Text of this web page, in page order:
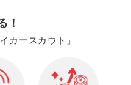
！
カースカウト」